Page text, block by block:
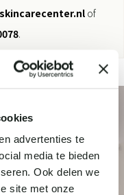
advertenties te
media te bieden
Ook delen we
site met onze
of
.